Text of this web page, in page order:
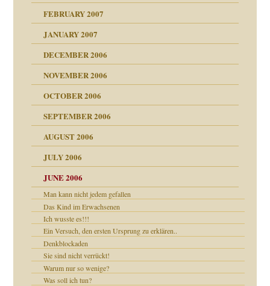
voller Absicht!"
FEBRUARY 2007
JANUARY 2007
DECEMBER 2006
NOVEMBER 2006
OCTOBER 2006
SEPTEMBER 2006
AUGUST 2006
JULY 2006
JUNE 2006
Man kann nicht jedem gefallen
Das Kind im Erwachsenen
Ich wusste es!!!
Ein Versuch, den ersten Ursprung zu erklären..
Denkblockaden
Sie sind nicht verrückt!
Warum nur so wenige?
Was soll ich tun?